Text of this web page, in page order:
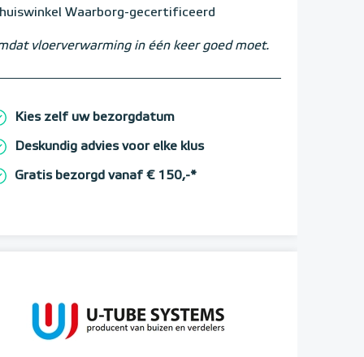
Waarborg-gecertificeerd
vloerverwarming in één keer goed moet.
Kies zelf uw bezorgdatum
Deskundig advies voor elke klus
Gratis bezorgd vanaf € 150,-*